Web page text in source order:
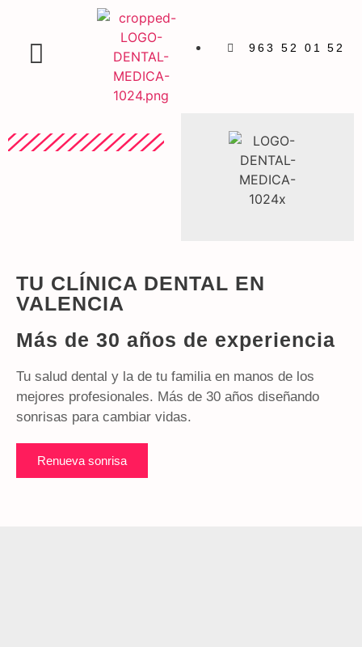
963 52 01 52
TU CLÍNICA DENTAL EN
VALENCIA
Más de 30 años de experiencia
Tu salud dental y la de tu familia en manos de los
mejores profesionales. Más de 30 años diseñando
sonrisas para cambiar vidas.
Renueva sonrisa